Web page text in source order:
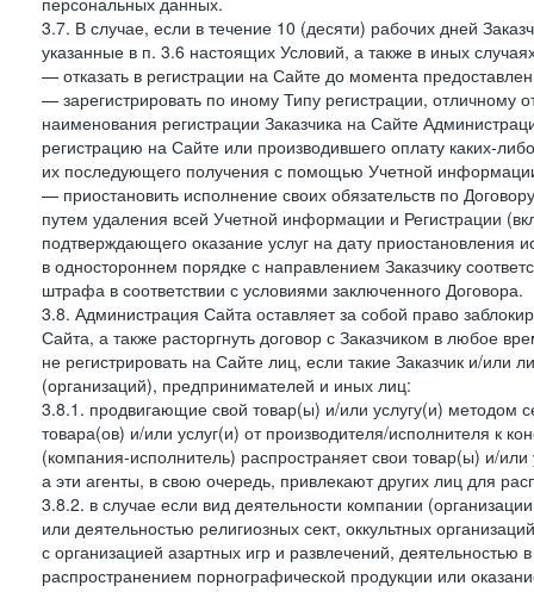
3.7. В случае, если в течение 10 (десяти) рабочих дней
указанные в п. 3.6 настоящих Условий, а также в иных
— отказать в регистрации на Сайте до момента
— зарегистрировать по иному Типу регистрации, отличному
наименования регистрации Заказчика на Сайте
регистрацию на Сайте или производившего оплату каких-
их последующего получения с помощью Учетной
— приостановить исполнение своих обязательств по
путем удаления всей Учетной информации и Регистрации
подтверждающего оказание услуг на дату приостановления
в одностороннем порядке с направлением Заказчику
штрафа в соответствии с условиями заключенного Договора.
3.8. Администрация Сайта оставляет за собой право
Сайта, а также расторгнуть договор с Заказчиком в любое
не регистрировать на Сайте лиц, если такие Заказчик и/
(организаций), предпринимателей и иных лиц:
3.8.1. продвигающие свой товар(ы) и/или услугу(и) методом
товара(ов) и/или услуг(и) от производителя/исполнителя к
(компания-исполнитель) распространяет свои товар(ы) и/
а эти агенты, в свою очередь, привлекают других лиц для
3.8.2. в случае если вид деятельности компании
или деятельностью религиозных сект, оккультных
с организацией азартных игр и развлечений,
распространением порнографической продукции или